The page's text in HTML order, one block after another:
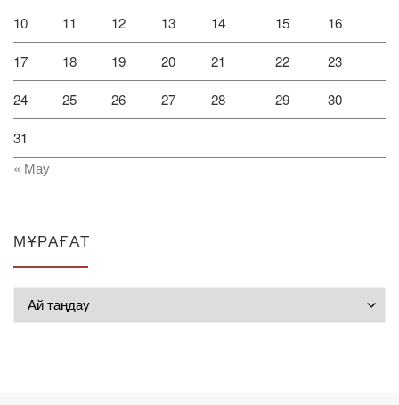
10 11 12 13 14 15 16
17 18 19 20 21 22 23
24 25 26 27 28 29 30
31
« Мау
МҰРАҒАТ